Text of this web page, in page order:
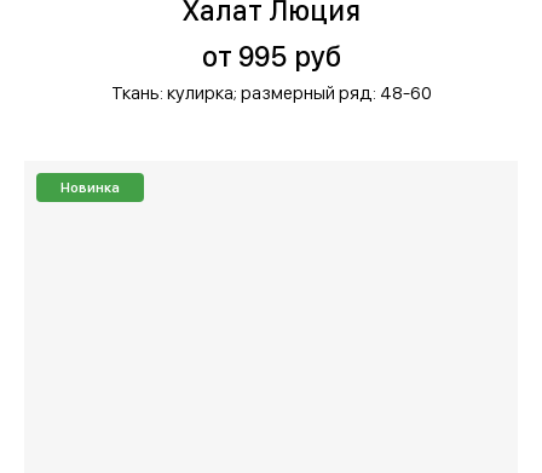
Халат Люция
от 995 руб
Ткань: кулирка; размерный ряд: 48-60
Новинка